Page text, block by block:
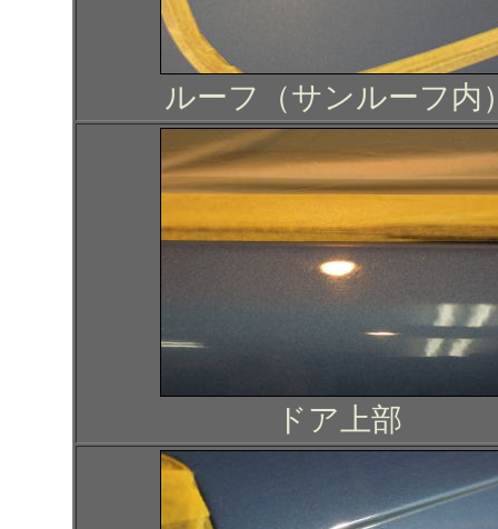
ルーフ（サンルーフ内
ドア上部